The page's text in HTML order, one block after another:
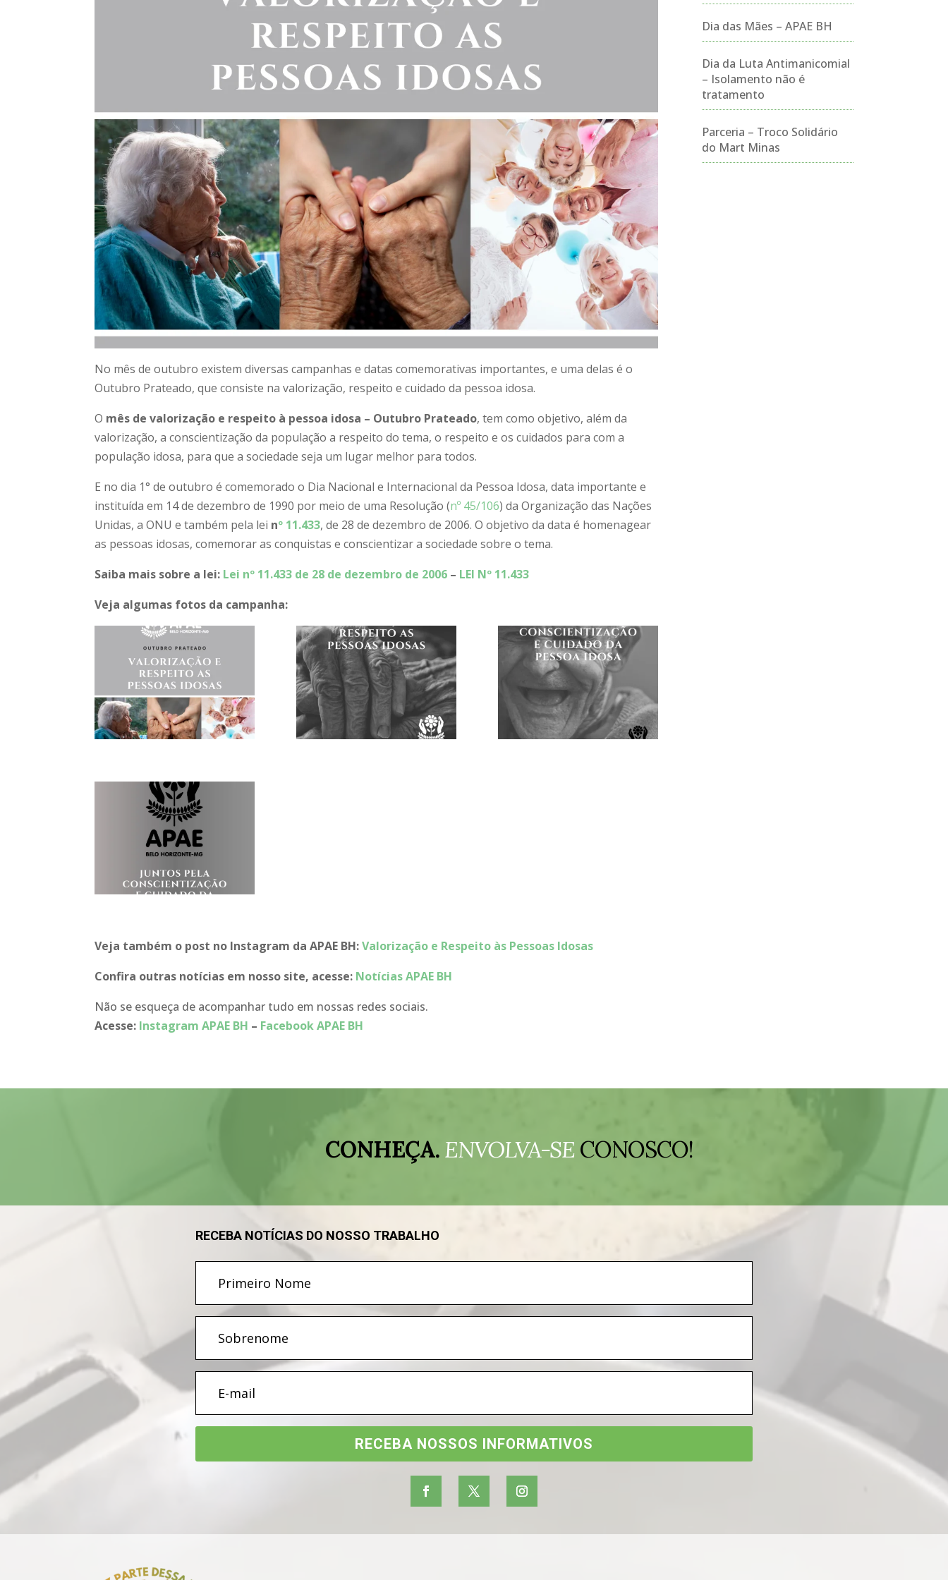
No mês de outubro existem diversas campanhas e datas comemorativas importantes, e uma delas é o
Outubro Prateado, que consiste na valorização, respeito e cuidado da pessoa idosa.
O mês de valorização e respeito à pessoa idosa – Outubro Prateado, tem como objetivo, além da
valorização, a conscientização da população a respeito do tema, o respeito e os cuidados para com a
população idosa, para que a sociedade seja um lugar melhor para todos.
E no dia 1° de outubro é comemorado o Dia Nacional e Internacional da Pessoa Idosa, data importante e
instituída em 14 de dezembro de 1990 por meio de uma Resolução(nº 45/106) da Organização das Nações
Unidas, a ONU e também pela lei nº 11.433, de 28 de dezembro de 2006. O objetivo da data é homenagear
as pessoas idosas, comemorar as conquistas e conscientizar a sociedade sobre o tema.
Saiba mais sobre a lei: Lei nº 11.433 de 28 de dezembro de 2006 – LEI Nº 11.433
Veja algumas fotos da campanha:
Veja também o post no Instagram da APAE BH:Valorização e Respeito às Pessoas Idosas
Confira outras notícias em nosso site, acesse: Notícias APAE BH
Não se esqueça de acompanhar tudo em nossas redes sociais.
Acesse: Instagram APAE BH – Facebook APAE BH
Dia das Mães – APAE BH
Dia da Luta Antimanicomial
– Isolamento não é
tratamento
Parceria – Troco Solidário
do Mart Minas
CONHEÇA.ENVOLVA-SE CONOSCO!
RECEBA NOTÍCIAS DO NOSSO TRABALHO
RECEBA NOSSOS INFORMATIVOS